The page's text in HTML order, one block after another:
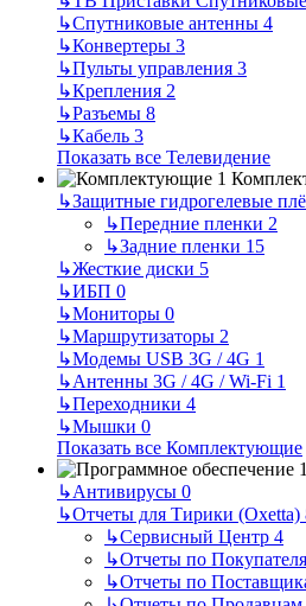
↳Спутниковые антенны 4
↳Конвертеры 3
↳Пульты управления 3
↳Крепления 2
↳Разъемы 8
↳Кабель 3
Показать все Телевидение
↳Защитные гидрогелевые
↳Передние пленки 2
↳Задние пленки 15
↳Жесткие диски 5
↳ИБП 0
↳Мониторы 0
↳Маршрутизаторы 2
↳Модемы USB 3G / 4G 1
↳Антенны 3G / 4G / Wi-Fi 1
↳Переходники 4
↳Мышки 0
Показать все Комплектующие
↳Антивирусы 0
↳Отчеты для Тирики (Oxetta)
↳Сервисный Центр 4
↳Отчеты по
↳Отчеты по